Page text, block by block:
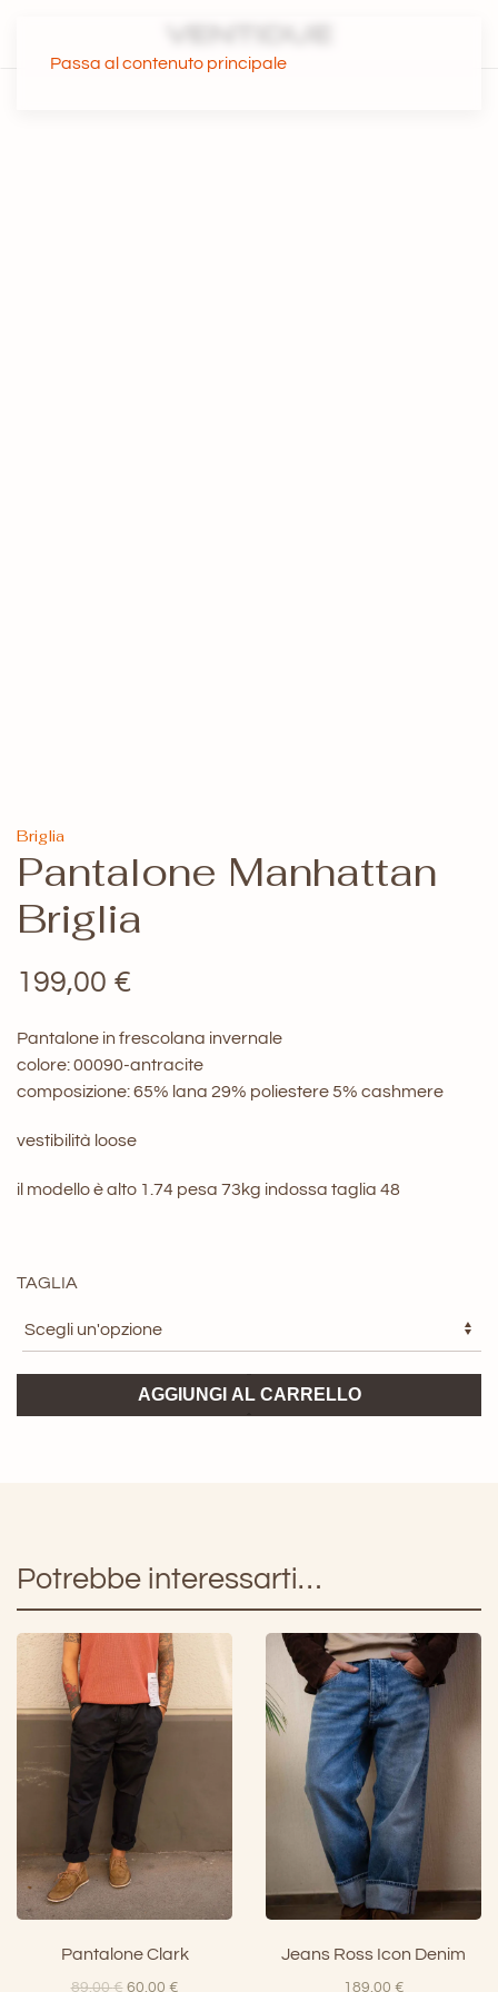
Passa al contenuto principale
Briglia
Pantalone Manhattan
Briglia
199,00 €
Pantalone in frescolana invernale
colore: 00090-antracite
composizione: 65% lana 29% poliestere 5% cashmere
vestibilità loose
il modello è alto 1.74 pesa 73kg indossa taglia 48
TAGLIA
Manhattan
AGGIUNGI AL CARRELLO
Potrebbe interessarti…
Pantalone Clark
89,00€ Il
60,00 €Il
Jeans Ross Icon Denim
189,00 €